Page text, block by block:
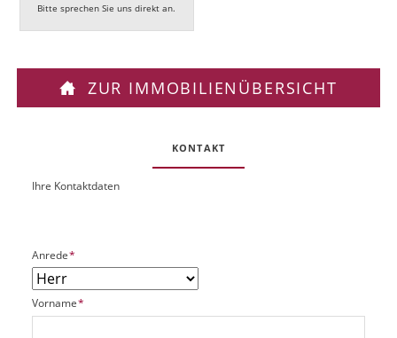
Bitte sprechen Sie uns direkt an.
ZUR IMMOBILIENÜBERSICHT
KONTAKT
O
k
P
UIhre Kontaktdaten
P
f
l
i
c
Anrede*
P
f
Vorname*